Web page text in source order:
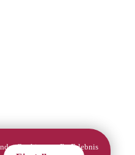
Cookies, um Ihr Erlebnis